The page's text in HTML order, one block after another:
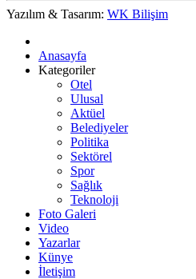
Yazılım & Tasarım: WK Bilişim
Anasayfa
Kategoriler
Otel
Ulusal
Aktüel
Belediyeler
Politika
Sektörel
Spor
Sağlık
Teknoloji
Foto Galeri
Video
Yazarlar
Künye
İletişim